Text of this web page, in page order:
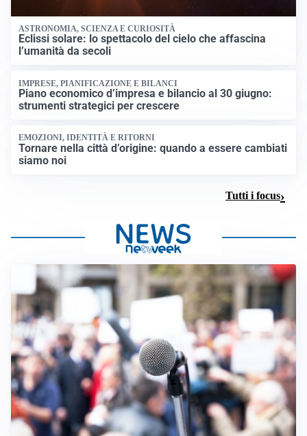
ASTRONOMIA, SCIENZA E CURIOSITÀ
Eclissi solare: lo spettacolo del cielo che affascina
l’umanità da secoli
IMPRESE, PIANIFICAZIONE E BILANCI
Piano economico d’impresa e bilancio al 30 giugno:
strumenti strategici per crescere
EMOZIONI, IDENTITÀ E RITORNI
Tornare nella città d’origine: quando a essere cambiati
siamo noi
Tutti i focus